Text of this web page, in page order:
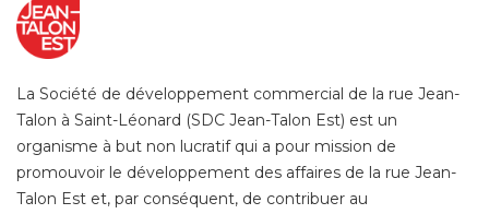
La Société de développement commercial de la rue Jean-
Talon à Saint-Léonard (SDC Jean-Talon Est) est un
organisme à but non lucratif qui a pour mission de
promouvoir le développement des affaires de la rue Jean-
Talon Est et, par conséquent, de contribuer au